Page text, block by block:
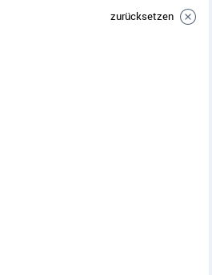
zurücksetzen